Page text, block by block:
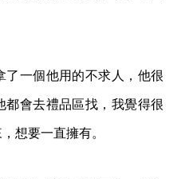
了一個他用的不求人，他很
都會去禮品區找，我覺得很
想要一直擁有。